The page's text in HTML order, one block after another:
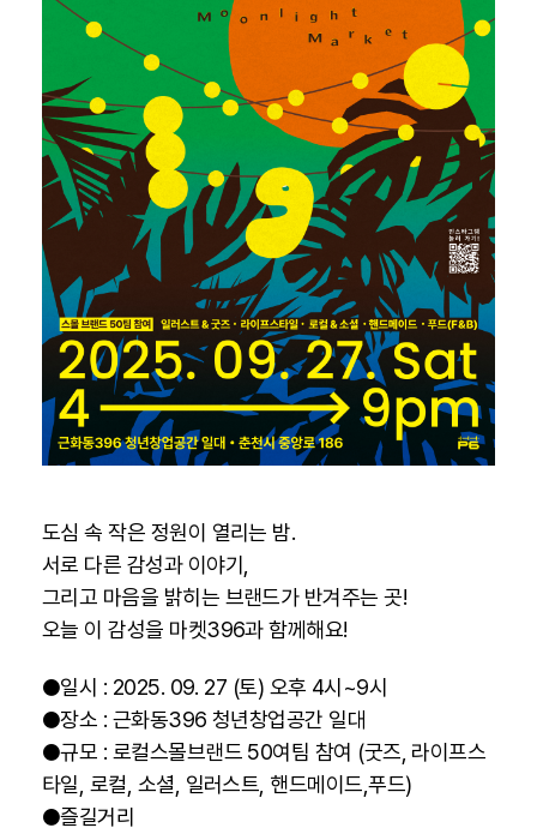
도심 속 작은 정원이 열리는 밤.
서로 다른 감성과 이야기,
그리고 마음을 밝히는 브랜드가 반겨주는 곳!
오늘 이 감성을 마켓396과 함께해요!
●일시 : 2025. 09. 27 (토) 오후 4시~9시
●장소 : 근화동396 청년창업공간 일대
●규모 : 로컬스몰브랜드 50여팀 참여 (굿즈, 라이프스
타일, 로컬, 소셜, 일러스트, 핸드메이드,푸드)
●즐길거리